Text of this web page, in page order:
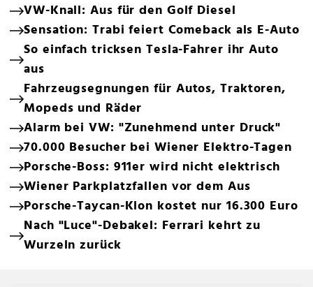
VW-Knall: Aus für den Golf Diesel
Sensation: Trabi feiert Comeback als E-Auto
So einfach tricksen Tesla-Fahrer ihr Auto
aus
Fahrzeugsegnungen für Autos, Traktoren,
Mopeds und Räder
Alarm bei VW: "Zunehmend unter Druck"
70.000 Besucher bei Wiener Elektro-Tagen
Porsche-Boss: 911er wird nicht elektrisch
Wiener Parkplatzfallen vor dem Aus
Porsche-Taycan-Klon kostet nur 16.300 Euro
Nach "Luce"-Debakel: Ferrari kehrt zu
Wurzeln zurück